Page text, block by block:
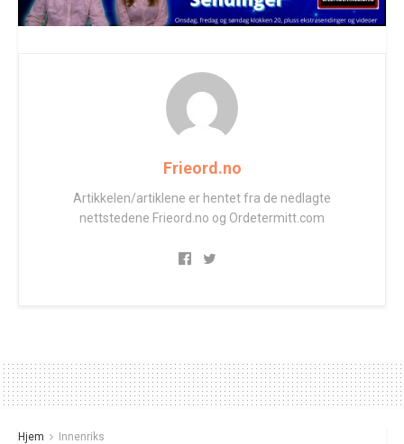
Frieord.no
Artikkelen/artiklene er hentet fra de nedlagte
nettstedene Frieord.no og Ordetermitt.com
Hjem Innenriks